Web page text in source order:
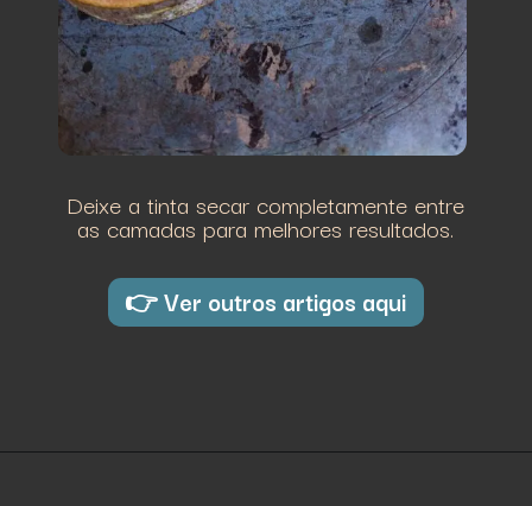
Deixe a tinta secar completamente entre
as camadas para melhores resultados.
👉 Ver outros artigos aqui